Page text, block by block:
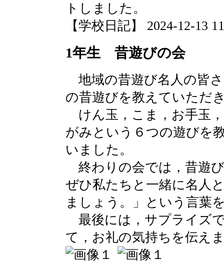
トしました。
【学校日記】 2024-12-13
1年生 昔遊びの会
地域の昔遊び名人の皆
の昔遊びを教えていただ
けん玉，こま，お手玉
がみという６つの遊びを
いました。
終わりの会では，昔遊
ぜひ私たちと一緒に名人
ましょう。」という言葉
最後には，サプライズ
て，お礼の気持ちを伝え